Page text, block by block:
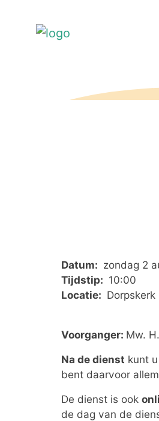
Datum: zondag 2
Tijdstip: 10:00
Locatie: Dorpskerk
Voorganger: Mw.
Na de dienst kunt
bent daarvoor
De dienst is ook
de dag van de